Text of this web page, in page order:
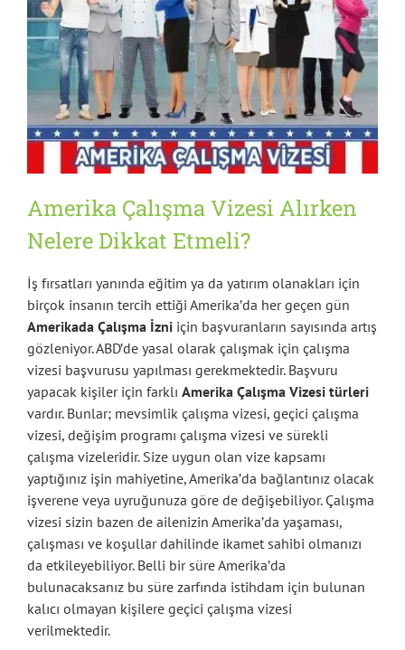
Amerika Çalışma Vizesi Alırken
Nelere Dikkat Etmeli?
İş fırsatları yanında eğitim ya da yatırım olanakları için
birçok insanın tercih ettiği Amerika’da her geçen gün
Amerikada Çalışma İzni için başvuranların sayısında artış
gözleniyor. ABD’de yasal olarak çalışmak için çalışma
vizesi başvurusu yapılması gerekmektedir. Başvuru
yapacak kişiler için farklı Amerika Çalışma Vizesi türleri
vardır. Bunlar; mevsimlik çalışma vizesi, geçici çalışma
vizesi, değişim programı çalışma vizesi ve sürekli
çalışma vizeleridir. Size uygun olan vize kapsamı
yaptığınız işin mahiyetine, Amerika’da bağlantınız olacak
işverene veya uyruğunuza göre de değişebiliyor. Çalışma
vizesi sizin bazen de ailenizin Amerika’da yaşaması,
çalışması ve koşullar dahilinde ikamet sahibi olmanızı
da etkileyebiliyor. Belli bir süre Amerika’da
bulunacaksanız bu süre zarfında istihdam için bulunan
kalıcı olmayan kişilere geçici çalışma vizesi
verilmektedir.